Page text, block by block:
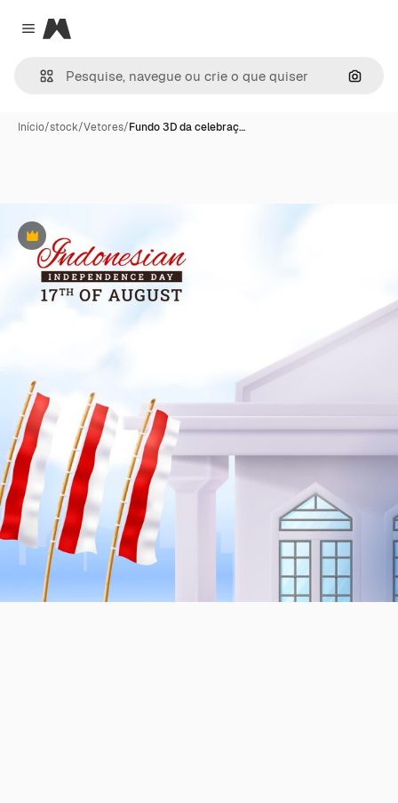
Close menu
Magnific
Início/stock/Vetores/Fundo 3D da celebraç…
Premium